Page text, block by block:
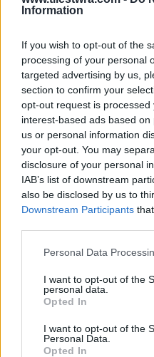
Information
If you wish to opt-out of the
processing of your personal
targeted advertising by us,
section to confirm your
opt-out request is
interest-based ads based
us or personal information
your opt-out. You may
disclosure of your personal
IAB’s list of downstream
also be disclosed by us to
Downstream Participants
Personal Data
I want to opt-out of the
personal data.
Opted In
I want to opt-out of the
Personal Data.
Opted In
Υπενθυμίζεται ότι η
αφήνουν αβοήθητα,
Σύμφωνα με τη
ενεργοποιηθεί ήδη